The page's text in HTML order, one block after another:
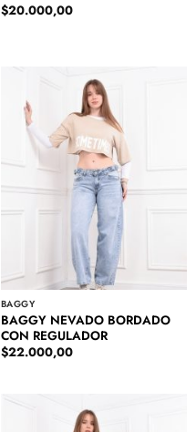
$20.000,00
BAGGY
BAGGY NEVADO BORDADO
CON REGULADOR
$22.000,00